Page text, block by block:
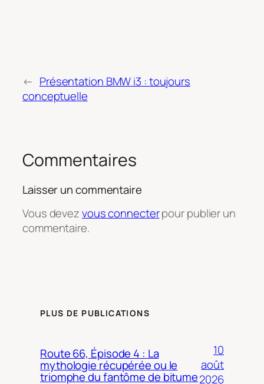
← Présentation BMW i3 : toujours
conceptuelle
Commentaires
Laisser un commentaire
Vous devezvous connecterpour publier un
commentaire.
PLUS DE PUBLICATIONS
Route 66, Épisode 4 : La
mythologie récupérée ou le
triomphe du fantôme de bitume
10
août
2026